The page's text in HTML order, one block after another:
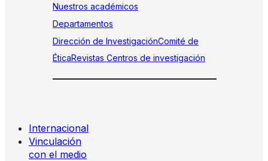
Nuestros académicos
Departamentos
Dirección de InvestigaciónComité de
ÉticaRevistas Centros de investigación
Internacional
Vinculación
con el medio